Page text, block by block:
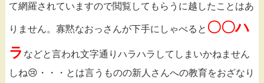
て網羅されていますので閲覧してもらうに越したことはあ
りません。寡黙なおっさんが下手にしゃべると 〇〇ハ
ラ などと言われ文字通りハラハラしてしまいかねません
しね😢・・・とは言うものの新人さんへの教育をおざなり